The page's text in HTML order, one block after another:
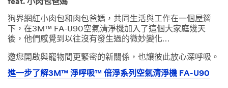
feat. 小肉包爸媽
狗界網紅小肉包和肉包爸媽，共同生活與工作在一個屋簷
下，在3M™ FA-U90空氣清淨機加入了這個大家庭幾天
後，他們感覺到以往沒有發生過的微妙變化…
邀您開啟與寵物間更緊密的新關係，也讓彼此放心深呼吸。
進一步了解3M™ 淨呼吸™ 倍淨系列空氣清淨機 FA-U90